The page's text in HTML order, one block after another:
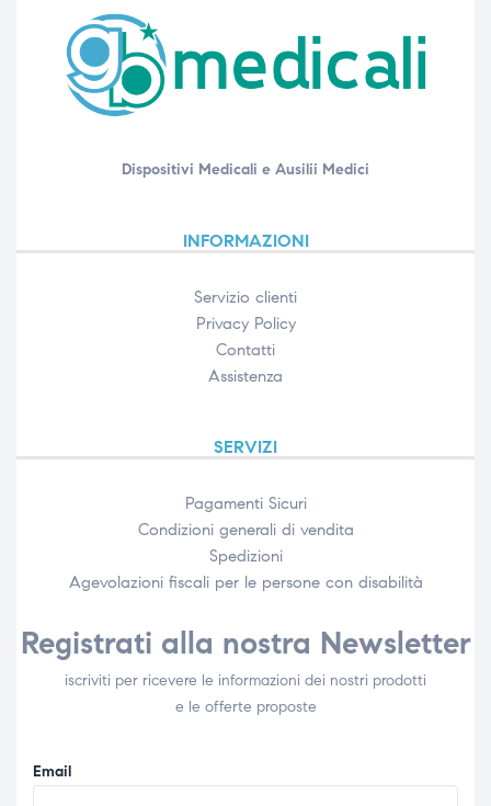
Dispositivi Medicali e Ausilii Medici
INFORMAZIONI
Servizio clienti
Privacy Policy
Contatti
Assistenza
SERVIZI
Pagamenti Sicuri
Condizioni generali di vendita
Spedizioni
Agevolazioni fiscali per le persone con disabilità​
Registrati alla nostra Newsletter
iscriviti per ricevere le informazioni dei nostri prodotti
e le offerte proposte
Email